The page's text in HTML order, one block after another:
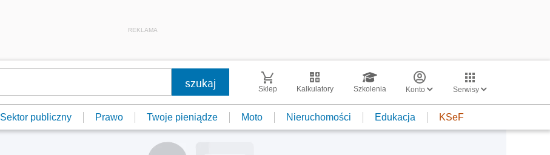
REKLAMA
Sklep Kalkulatory Szkolenia Konto Serwisy
Sektor publiczny Prawo Twoje pieniądze Moto Nieruchomości Edukacja KSeF